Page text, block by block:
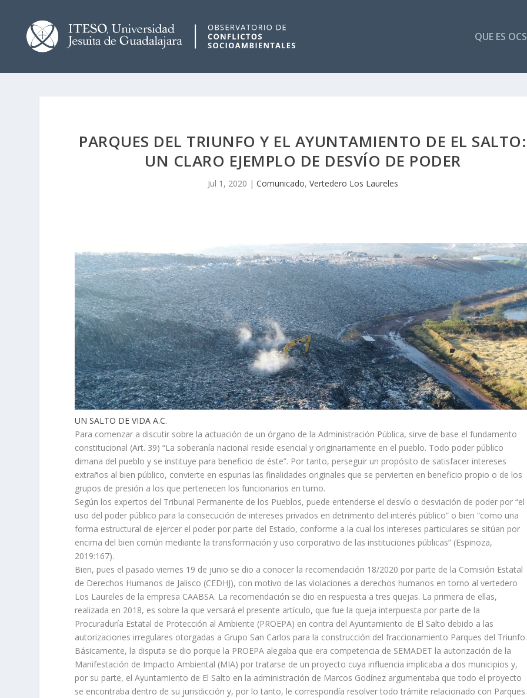
QUE ES
PARQUES DEL TRIUNFO Y EL AYUNTAMIENTO DE EL SALTO:
UN CLARO EJEMPLO DE DESVÍO DE PODER
Jul 1, 2020 | Comunicado, Vertedero Los Laureles
UN SALTO DE VIDA A.C.
Para comenzar a discutir sobre la actuación de un órgano de la Administración Pública, sirve de base el fundamento
constitucional (Art. 39) “La soberanía nacional reside esencial y originariamente en el pueblo. Todo poder público
dimana del pueblo y se instituye para beneficio de éste”. Por tanto, perseguir un propósito de satisfacer intereses
extraños al bien público, convierte en espurias las finalidades originales que se pervierten en beneficio propio o de los
grupos de presión a los que pertenecen los funcionarios en turno.
Según los expertos del Tribunal Permanente de los Pueblos, puede entenderse el desvío o desviación de poder por “el
uso del poder público para la consecución de intereses privados en detrimento del interés público” o bien “como una
forma estructural de ejercer el poder por parte del Estado, conforme a la cual los intereses particulares se sitúan por
encima del bien común mediante la transformación y uso corporativo de las instituciones públicas” (Espinoza,
2019:167).
Bien, pues el pasado viernes 19 de junio se dio a conocer la recomendación 18/2020 por parte de la Comisión Estatal
de Derechos Humanos de Jalisco (CEDHJ), con motivo de las violaciones a derechos humanos en torno al vertedero
Los Laureles de la empresa CAABSA. La recomendación se dio en respuesta a tres quejas. La primera de ellas,
realizada en 2018, es sobre la que versará el presente artículo, que fue la queja interpuesta por parte de la
Procuraduría Estatal de Protección al Ambiente (PROEPA) en contra del Ayuntamiento de El Salto debido a las
autorizaciones irregulares otorgadas a Grupo San Carlos para la construcción del fraccionamiento Parques del Triunfo.
Básicamente, la disputa se dio porque la PROEPA alegaba que era competencia de SEMADET la autorización de la
Manifestación de Impacto Ambiental (MIA) por tratarse de un proyecto cuya influencia implicaba a dos municipios y,
por su parte, el Ayuntamiento de El Salto en la administración de Marcos Godínez argumentaba que todo el proyecto
se encontraba dentro de su jurisdicción y, por lo tanto, le correspondía resolver todo trámite relacionado con Parques